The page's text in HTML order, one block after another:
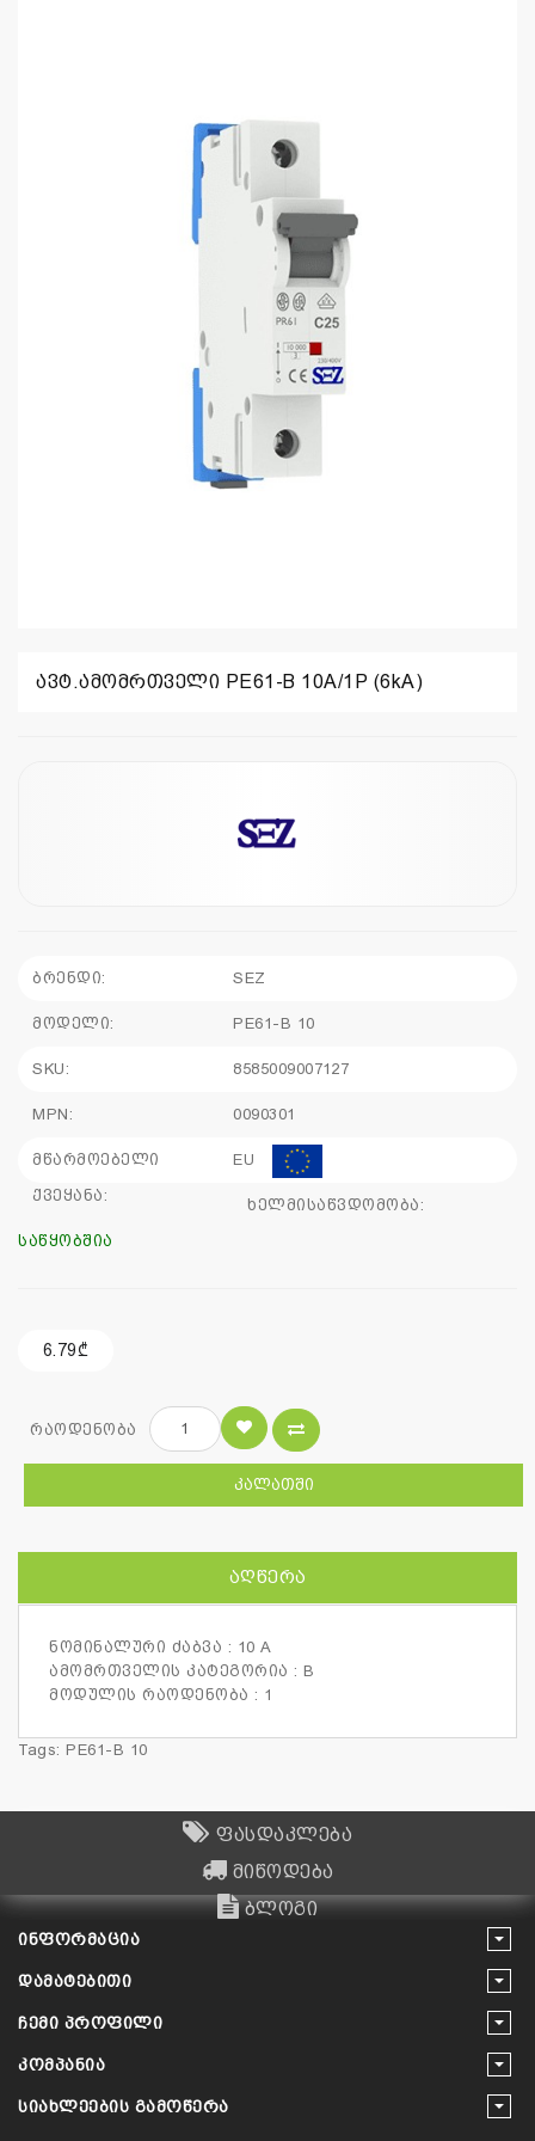
sales@electrics.ge
ავტ.ამომრთველი PE61-B 10A/1P (6kA)
ბრენდი: SEZ
მოდელი: PE61-B 10
SKU: 8585009007127
MPN: 0090301
მწარმოებელი
ქვეყანა:
EU
ხელმისაწვდომობა:
საწყობშია
6.79₾
რაოდენობა
ᲙᲐᲚᲐᲗᲨᲘ
ᲐᲦᲬᲔᲠᲐ
ნომინალური ძაბვა : 10 A
ამომრთველის კატეგორია : B
მოდულის რაოდენობა : 1
Tags: PE61-B 10
ფასდაკლება
მიწოდება
ბლოგი
ᲘᲜᲤᲝᲠᲛᲐᲪᲘᲐ
ᲓᲐᲛᲐᲢᲔᲑᲘᲗᲘ
ᲩᲔᲛᲘ ᲞᲠᲝᲤᲘᲚᲘ
ᲙᲝᲛᲞᲐᲜᲘᲐ
ᲡᲘᲐᲮᲚᲔᲔᲑᲘᲡ ᲒᲐᲛᲝᲬᲔᲠᲐ